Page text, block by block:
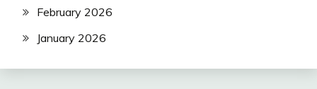
February 2026
January 2026